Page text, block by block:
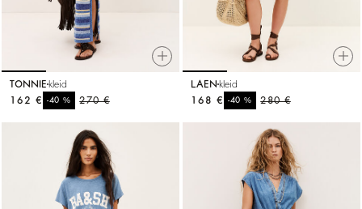
TONNIE kleid
270 €
-40%
162 €
LAEN kleid
280 €
-40%
168 €